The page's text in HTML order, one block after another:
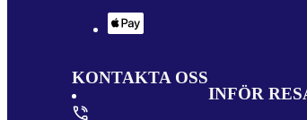
KONTAKTA OSS
INFÖR